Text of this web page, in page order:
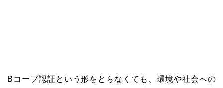
B コープ認証という形をとらなくても、環境や社会への